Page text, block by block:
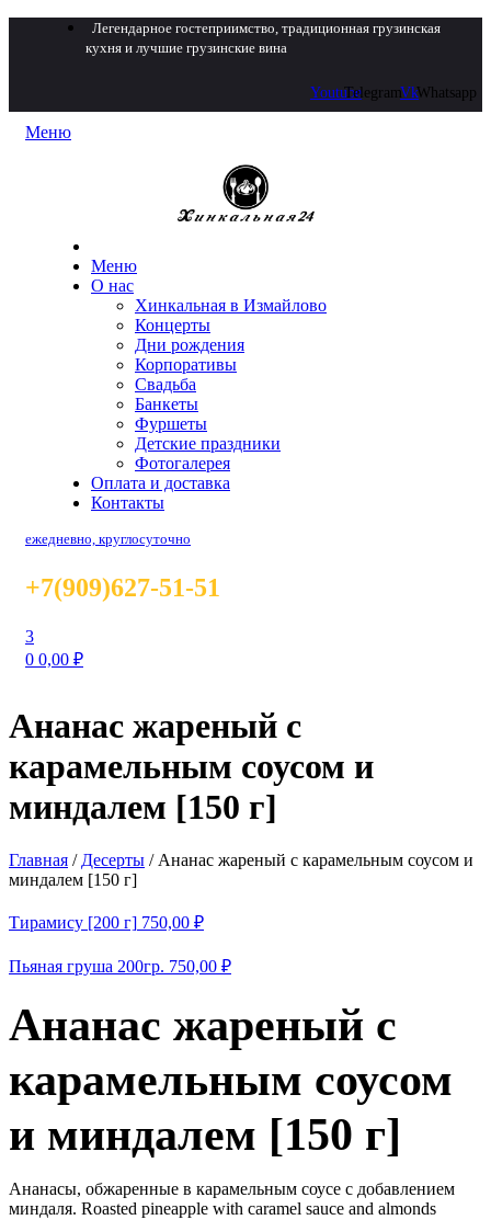
Легендарное гостеприимство, традиционная грузинская
кухня и лучшие грузинские вина
YoutubeTelegramVkWhatsapp
Меню
Меню
О нас
Хинкальная в Измайлово
Концерты
Дни рождения
Корпоративы
Свадьба
Банкеты
Фуршеты
Детские праздники
Фотогалерея
Оплата и доставка
Контакты
ежедневно, круглосуточно
+7(909)627-51-51
3
0 0,00 ₽
Ананас жареный с
карамельным соусом и
миндалем [150 г]
Главная / Десерты / Ананас жареный с карамельным соусом и
миндалем [150 г]
Тирамису [200 г] 750,00 ₽
Пьяная груша 200гр. 750,00 ₽
Ананас жареный с
карамельным соусом
и миндалем [150 г]
Ананасы, обжаренные в карамельным соусе с добавлением
миндаля. Roasted pineapple with caramel sauce and almonds